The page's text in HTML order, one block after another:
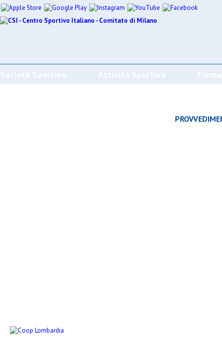
Società Sportive Attività Sportiva